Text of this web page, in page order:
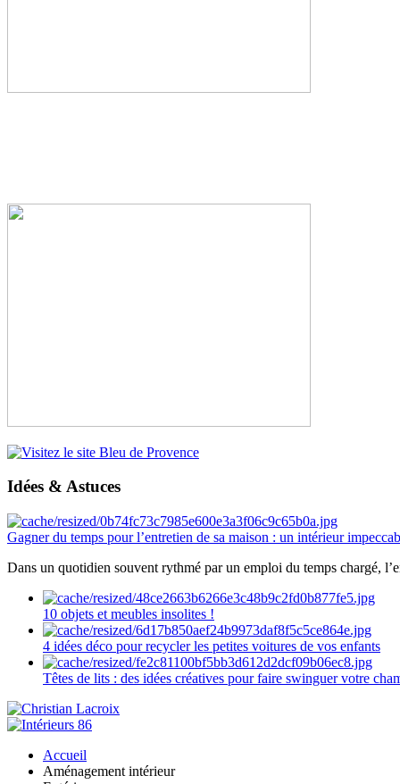
Idées & Astuces
Gagner du temps pour l’entretien de sa maison : un intérieur
Dans un quotidien souvent rythmé par un emploi du temps chargé,
10 objets et meubles insolites !
4 idées déco pour recycler les petites voitures de vos enfants
Têtes de lits : des idées créatives pour faire swinguer votre
Accueil
Aménagement intérieur